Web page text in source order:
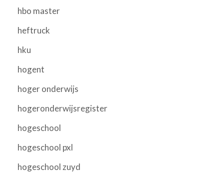
hbo master
heftruck
hku
hogent
hoger onderwijs
hogeronderwijsregister
hogeschool
hogeschool pxl
hogeschool zuyd